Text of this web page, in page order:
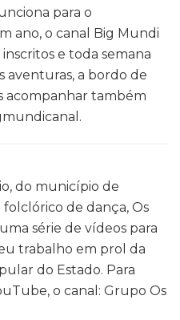
para o
ano, o canal Big Mundi
e toda semana
aventuras, a bordo de
acompanhar também
do município de
de dança, Os
série de vídeos para
trabalho em prol da
do Estado. Para
o canal: Grupo Os